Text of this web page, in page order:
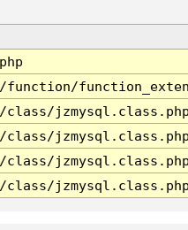
function/
class/jzmysql.class.php
class/jzmysql.class.php
class/jzmysql.class.php
class/jzmysql.class.php